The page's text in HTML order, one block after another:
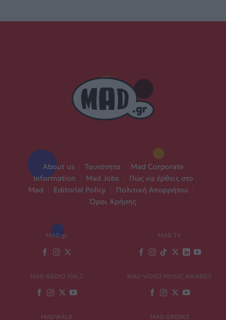
About us Ταυτότητα
Mad Corporate
Information
Mad Jobs
Πώς να έρθεις στο
Mad
Editorial Policy Πολιτική Απορρήτου
Όροι Χρήσης
MAD.gr MAD TV
MAD RADIO 106,2 MAD VIDEO MUSIC AWARDS
MADWALK MAD GREEKZ